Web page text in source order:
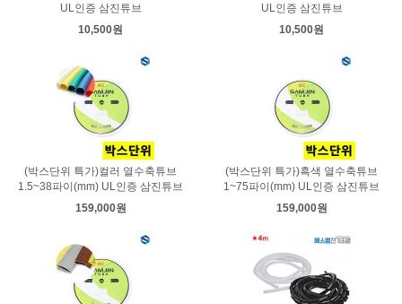
UL인증 삼진튜브
10,500원
UL인증 삼진튜브
10,500원
(박스단위 특가)컬러 열수축튜브
1.5~38파이(mm) UL인증 삼진튜브
159,000원
(박스단위 특가)흑색 열수축튜브
1~75파이(mm) UL인증 삼진튜브
159,000원